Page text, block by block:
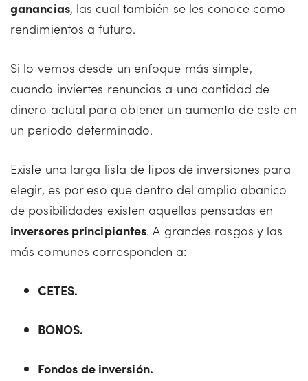
ganancias, las cual también se les conoce como
rendimientos a futuro.
Si lo vemos desde un enfoque más simple,
cuando inviertes renuncias a una cantidad de
dinero actual para obtener un aumento de este en
un periodo determinado.
Existe una larga lista de tipos de inversiones para
elegir, es por eso que dentro del amplio abanico
de posibilidades existen aquellas pensadas en
inversores principiantes. A grandes rasgos y las
más comunes corresponden a:
CETES.
BONOS.
Fondos de inversión.